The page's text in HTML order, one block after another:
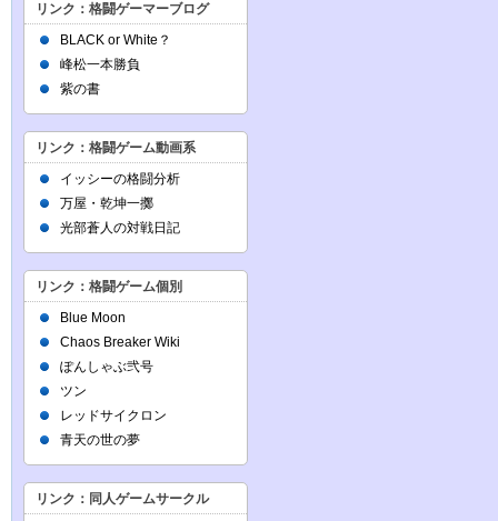
リンク：格闘ゲーマーブログ
BLACK or White？
峰松一本勝負
紫の書
リンク：格闘ゲーム動画系
イッシーの格闘分析
万屋・乾坤一擲
光部蒼人の対戦日記
リンク：格闘ゲーム個別
Blue Moon
Chaos Breaker Wiki
ぽんしゃぶ弐号
ツン
レッドサイクロン
青天の世の夢
リンク：同人ゲームサークル